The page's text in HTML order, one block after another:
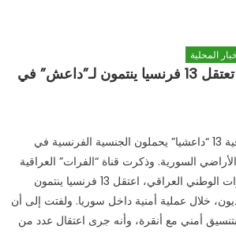
المحلية
المخابرات العراقية تعتقل 13 فرنسيا ينتمون لـ”داعش” في
اعتقلت المخابرات العراقية 13 “داعشيا” يحملون الجنسية الفرنسية في
السورية. وذكرت قناة “الفرات” العراقية
المحلية “أن جهاز المخابرات الوطني العراقي، اعتقل 13 فرنسيا ينتمون
خلال عملية أمنية داخل سوريا. ولفتت إلى أن
أمني مع أنقرة، وأنه جرى اعتقال عدد من